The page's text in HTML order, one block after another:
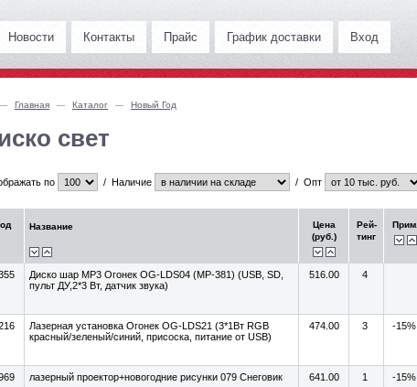
Новости Контакты Прайс График доставки Вход
Главная Каталог Новый Год
свет
по / Наличие / Опт
Название
Цена
(руб.)
Рей-
тинг
Прим.
Диско шар MP3 Огонек OG-LDS04 (MP-381) (USB, SD,
пульт ДУ,2*3 Вт, датчик звука)
516.00 4
Лазерная установка Огонек OG-LDS21 (3*1Вт RGB
красный/зеленый/синий, присоска, питание от USB)
474.00 3 -15%
лазерный проектор+новогодние рисунки 079 Снеговик 641.00 1 -15%